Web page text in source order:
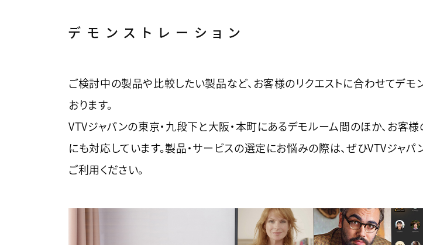
デモンストレーション
ご検討中の製品や比較したい製品など、お客様のリクエストに合わせてデモ
おります。
VTVジャパンの東京・九段下と大阪・本町にあるデモルーム間のほか、お客
にも対応しています。製品・サービスの選定にお悩みの際は、ぜひVTVジャパ
ご利用ください。